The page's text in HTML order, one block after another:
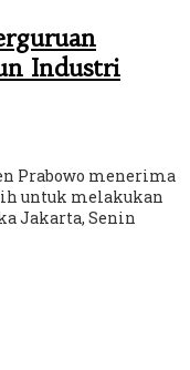
Industri
Prabowo menerima
untuk melakukan
Jakarta, Senin